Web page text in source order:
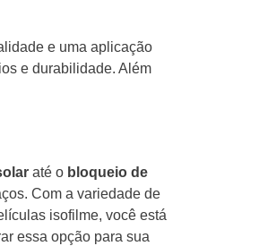
e uma aplicação
e durabilidade. Além
até o bloqueio de
Com a variedade de
isofilme, você está
essa opção para sua